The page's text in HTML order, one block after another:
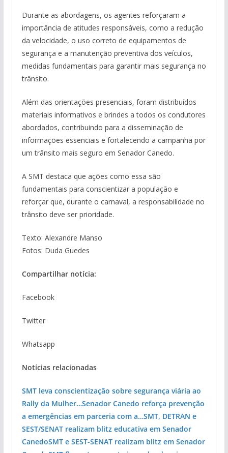
Durante as abordagens, os agentes reforçaram a
importância de atitudes responsáveis, como a redução
da velocidade, o uso correto de equipamentos de
segurança e a manutenção preventiva dos veículos,
medidas fundamentais para garantir mais segurança no
trânsito.
Além das orientações presenciais, foram distribuídos
materiais informativos e brindes a todos os condutores
abordados, contribuindo para a disseminação de
informações essenciais e fortalecendo a campanha por
um trânsito mais seguro em Senador Canedo.
A SMT destaca que ações como essa são
fundamentais para conscientizar a população e
reforçar que, durante o carnaval, a responsabilidade no
trânsito deve ser prioridade.
Texto: Alexandre Manso
Fotos: Duda Guedes
Compartilhar notícia:
Facebook
Twitter
Whatsapp
Notícias relacionadas
SMT leva conscientização sobre segurança viária ao
Rally da Mulher…Senador Canedo reforça prevenção
a emergências em parceria com a…SMT, DETRAN e
SEST/SENAT realizam blitz educativa em Senador
CanedoSMT e SEST-SENAT realizam blitz em Senador